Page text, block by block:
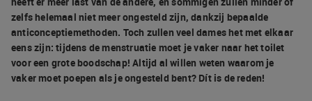
zelfs helemaal niet meer ongesteld zijn, dankzij bepaalde
anticonceptiemethoden. Toch zullen veel dames het met elkaar
eens zijn: tijdens de menstruatie moet je vaker naar het toilet
voor een grote boodschap! Altijd al willen weten waarom je
vaker moet poepen als je ongesteld bent? Dít is de reden!